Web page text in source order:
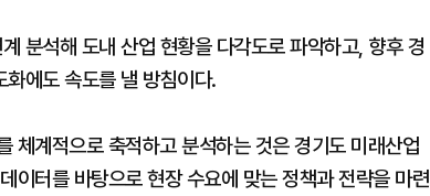
분석해 도내 산업 현황을 다각도로 파악하고, 향후 경
에도 속도를 낼 방침이다.
체계적으로 축적하고 분석하는 것은 경기도 미래산업
이터를 바탕으로 현장 수요에 맞는 정책과 전략을 마련